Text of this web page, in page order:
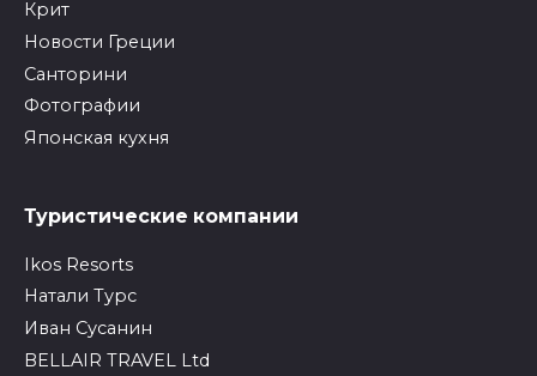
Крит
Новости Греции
Санторини
Фотографии
Японская кухня
Туристические компании
Ikos Resorts
Натали Турс
Иван Сусанин
BELLAIR TRAVEL Ltd